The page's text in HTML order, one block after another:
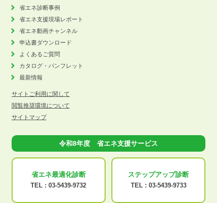
省エネ診断事例
省エネ支援現場レポート
省エネ動画チャンネル
申込書ダウンロード
よくあるご質問
カタログ・パンフレット
最新情報
サイトご利用に関して
閲覧推奨環境について
サイトマップ
令和8年度 省エネ支援サービス
省エネ最適化診断
TEL : 03-5439-9732
ステップアップ診断
TEL : 03-5439-9733